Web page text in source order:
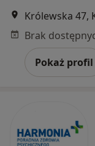
Królewska 47,
Pokaż profil